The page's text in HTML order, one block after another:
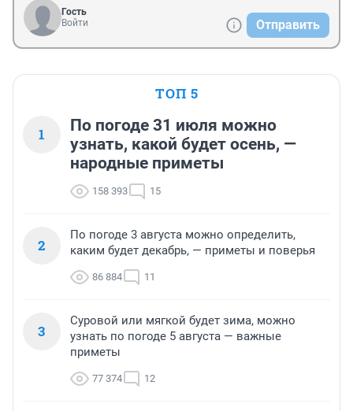
Гость
Войти
Отправить
ТОП 5
1
По погоде 31 июля можно
узнать, какой будет осень, —
народные приметы
158 393 15
2
По погоде 3 августа можно определить,
каким будет декабрь, — приметы и поверья
86 884 11
3
Суровой или мягкой будет зима, можно
узнать по погоде 5 августа — важные
приметы
77 374 12